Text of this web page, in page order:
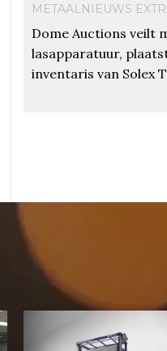
METAALNIEUWS
Dome Auctions veilt
lasapparatuur,
inventaris van Solex